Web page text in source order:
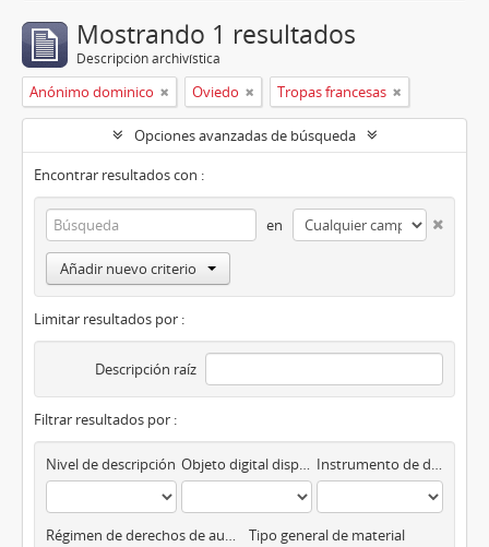
Mostrando 1 resultados
Descripción archivística
Anónimo dominico Oviedo Tropas francesas
Opciones avanzadas de búsqueda
Encontrar resultados con :
en
Añadir nuevo criterio
Limitar resultados por :
Descripción raíz
Filtrar resultados por :
Nivel de descripción Objeto digital disponibles Instrumento de descripción
Régimen de derechos de autor Tipo general de material